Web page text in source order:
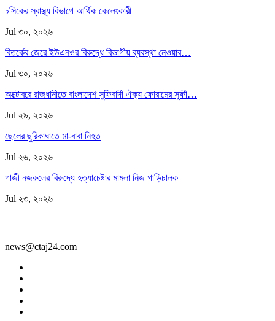
চসিকের স্বাস্থ্য বিভাগে আর্থিক কেলেংকারী
Jul ৩০, ২০২৬
বিতর্কের জেরে ইউএনওর বিরুদ্ধে বিভাগীয় ব্যবস্থা নেওয়ার…
Jul ৩০, ২০২৬
অক্টোবরে রাজধানীতে বাংলাদেশ সুফিবাদী ঐক্য ফোরামের সুফী…
Jul ২৯, ২০২৬
ছেলের ছুরিকাঘাতে মা-বাবা নিহত
Jul ২৬, ২০২৬
গাজী নজরুলের বিরুদ্ধে হত্যাচেষ্টার মামলা নিজ গাড়িচালক
Jul ২৩, ২০২৬
news@ctaj24.com